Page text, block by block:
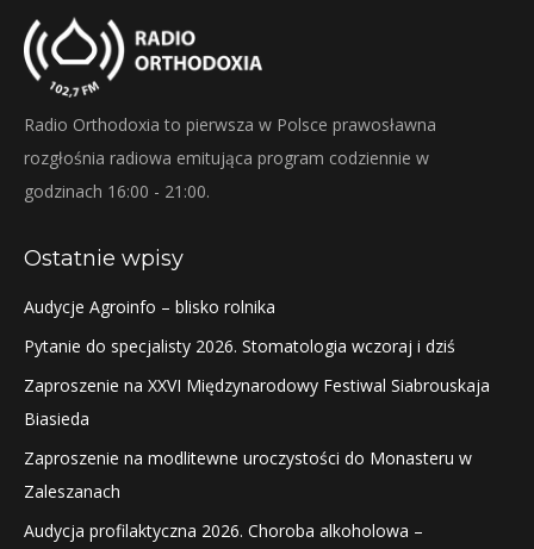
Radio Orthodoxia to pierwsza w Polsce prawosławna
rozgłośnia radiowa emitująca program codziennie w
godzinach 16:00 - 21:00.
Ostatnie wpisy
Audycje Agroinfo – blisko rolnika
Pytanie do specjalisty 2026. Stomatologia wczoraj i dziś
Zaproszenie na XXVI Międzynarodowy Festiwal Siabrouskaja
Biasieda
Zaproszenie na modlitewne uroczystości do Monasteru w
Zaleszanach
Audycja profilaktyczna 2026. Choroba alkoholowa –